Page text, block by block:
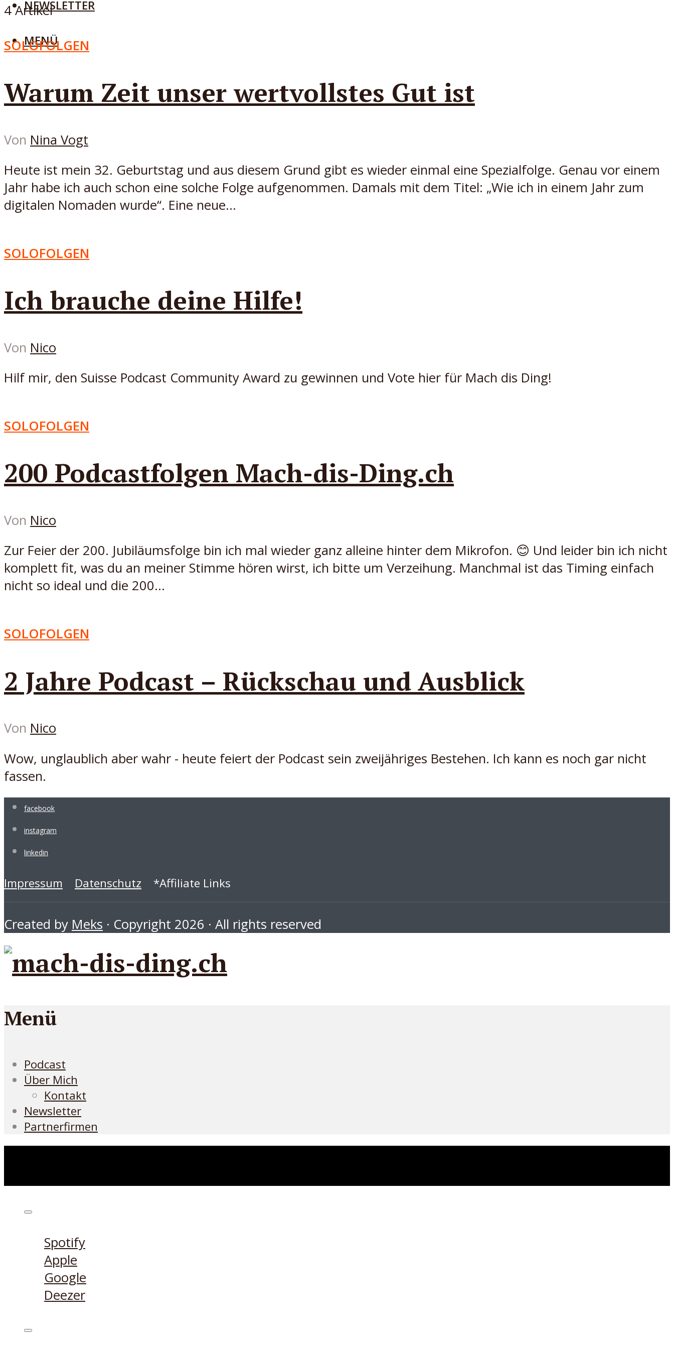
NEWSLETTER
MENÜ
4 Artikel
SOLOFOLGEN
Warum Zeit unser wertvollstes Gut ist
Von Nina Vogt
Heute ist mein 32. Geburtstag und aus diesem Grund gibt es wieder einmal eine Spezialfolge. Genau vor einem
Jahr habe ich auch schon eine solche Folge aufgenommen. Damals mit dem Titel: „Wie ich in einem Jahr zum
digitalen Nomaden wurde“. Eine neue...
SOLOFOLGEN
Ich brauche deine Hilfe!
Von Nico
Hilf mir, den Suisse Podcast Community Award zu gewinnen und Vote hier für Mach dis Ding!
SOLOFOLGEN
200 Podcastfolgen Mach-dis-Ding.ch
Von Nico
Zur Feier der 200. Jubiläumsfolge bin ich mal wieder ganz alleine hinter dem Mikrofon. 😊 Und leider bin ich nicht
komplett fit, was du an meiner Stimme hören wirst, ich bitte um Verzeihung. Manchmal ist das Timing einfach
nicht so ideal und die 200...
SOLOFOLGEN
2 Jahre Podcast – Rückschau und Ausblick
Von Nico
Wow, unglaublich aber wahr - heute feiert der Podcast sein zweijähriges Bestehen. Ich kann es noch gar nicht
fassen.
facebook
instagram
linkedin
Impressum Datenschutz *Affiliate Links
Created by Meks · Copyright 2026 · All rights reserved
Menü
Podcast
Über Mich
Kontakt
Newsletter
Partnerfirmen
Spotify
Apple
Google
Deezer